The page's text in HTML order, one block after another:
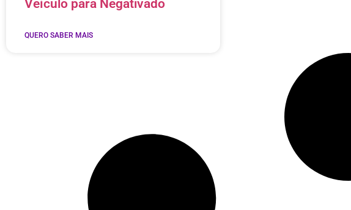
Veículo para Negativado
QUERO SABER MAIS